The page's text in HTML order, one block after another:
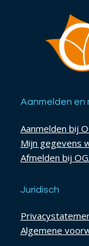
Aanmelden en
Aanmelden bij
Mijn gegevens
Afmelden bij
Juridisch
Algemene